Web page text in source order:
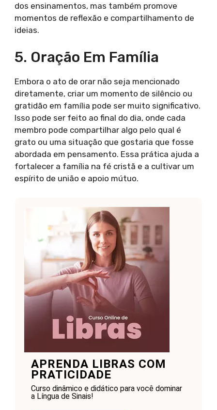
dos ensinamentos, mas também promove
momentos de reflexão e compartilhamento de
ideias.
5. Oração Em Família
Embora o ato de orar não seja mencionado
diretamente, criar um momento de silêncio ou
gratidão em família pode ser muito significativo.
Isso pode ser feito ao final do dia, onde cada
membro pode compartilhar algo pelo qual é
grato ou uma situação que gostaria que fosse
abordada em pensamento. Essa prática ajuda a
fortalecer a família na fé cristã e a cultivar um
espírito de união e apoio mútuo.
APRENDA LIBRAS COM
PRATICIDADE
Curso dinâmico e didático para você dominar
a Língua de Sinais!